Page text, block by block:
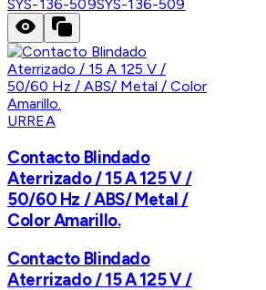
SYS-136-509SYS-136-509
URREA
Contacto Blindado
Aterrizado / 15 A 125 V /
50/60 Hz / ABS/ Metal /
Color Amarillo.
Contacto Blindado
Aterrizado / 15 A 125 V /